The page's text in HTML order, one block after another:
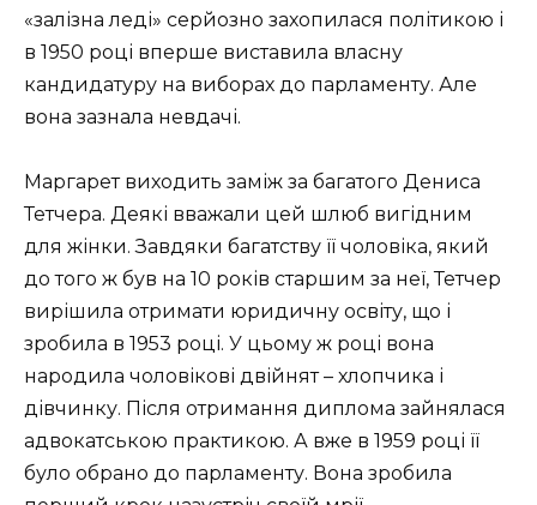
«залізна леді» серйозно захопилася політикою і
в 1950 році вперше виставила власну
кандидатуру на виборах до парламенту. Але
вона зазнала невдачі.
Маргарет виходить заміж за багатого Дениса
Тетчера. Деякі вважали цей шлюб вигідним
для жінки. Завдяки багатству її чоловіка, який
до того ж був на 10 років старшим за неї, Тетчер
вирішила отримати юридичну освіту, що і
зробила в 1953 році. У цьому ж році вона
народила чоловікові двійнят – хлопчика і
дівчинку. Після отримання диплома зайнялася
адвокатською практикою. А вже в 1959 році її
було обрано до парламенту. Вона зробила